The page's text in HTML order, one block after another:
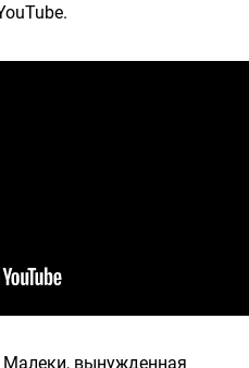
Малеки, вынужденная